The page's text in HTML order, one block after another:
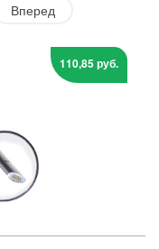
Вперед
110,85 руб.